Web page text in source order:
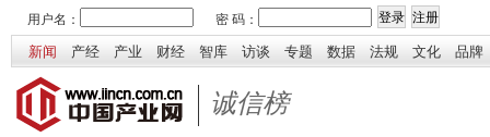
用户名： 密 码：
新闻 产经 产业 财经 智库 访谈 专题 数据 法规 文化 品牌
诚信榜